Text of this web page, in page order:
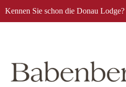
Kennen Sie schon die Donau Lodge?